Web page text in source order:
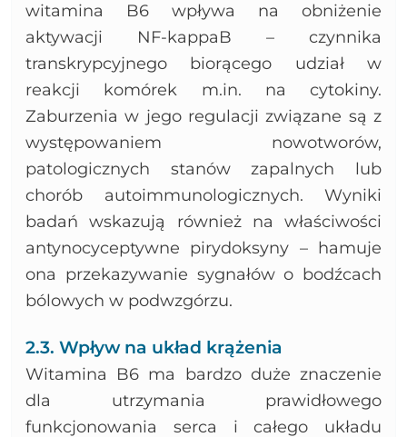
witamina B6 wpływa na obniżenie
aktywacji NF-kappaB – czynnika
transkrypcyjnego biorącego udział w
reakcji komórek m.in. na cytokiny.
Zaburzenia w jego regulacji związane są z
występowaniem nowotworów,
patologicznych stanów zapalnych lub
chorób autoimmunologicznych. Wyniki
badań wskazują również na właściwości
antynocyceptywne pirydoksyny – hamuje
ona przekazywanie sygnałów o bodźcach
bólowych w podwzgórzu.
2.3. Wpływ na układ krążenia
Witamina B6 ma bardzo duże znaczenie
dla utrzymania prawidłowego
funkcjonowania serca i całego układu